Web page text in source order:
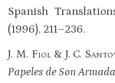
Spanish
(1996), 211–236.
J. M. Fiol & J. C.
Papeles de Son